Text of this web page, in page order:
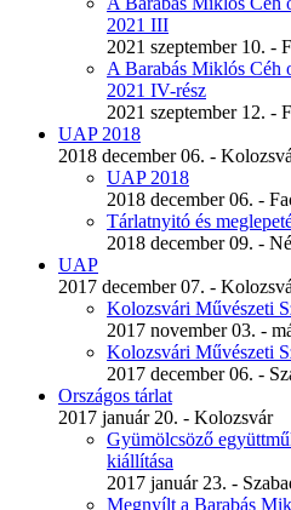
2021 III
2021 szeptember 10. -
A Barabás Miklós Céh
2021 IV-rész
2021 szeptember 12. -
UAP 2018
2018 december 06. -
UAP 2018
2018 december 06. -
Tárlatnyitó és
2018 december 09. -
UAP
2017 december 07. -
Kolozsvári Művészeti
2017 november 03. -
Kolozsvári Művészeti
2017 december 06. -
Országos tárlat
2017 január 20. - Kolozsvár
Gyümölcsöző
kiállítása
2017 január 23. -
Megnyílt a Barabás